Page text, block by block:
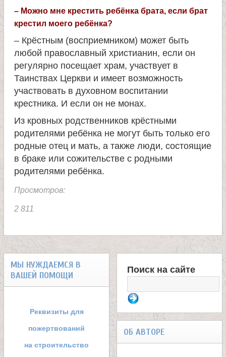
о
м
у
ч
н
и
к
и
ц
– Можно мне крестить ребёнка брата, если брат
крестил моего ребёнка?
– Крёстным (восприемником) может быть
любой православный христианин, если он
регулярно посещает храм, участвует в
Таинствах Церкви и имеет возможность
участвовать в духовном воспитании
крестника. И если он не монах.
Из кровных родственников крёстными
родителями ребёнка не могут быть только его
родные отец и мать, а также люди, состоящие
в браке или сожительстве с родными
родителями ребёнка.
Просмотров:
2 811
МЫ НУЖДАЕМСЯ В
ВАШЕЙ ПОМОЩИ
Реквизиты для
пожертвований
на строительство
Ф
о
р
Поиск на сайте
ОБ АВТОРЕ